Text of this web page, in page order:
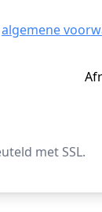
algemene
met SSL.